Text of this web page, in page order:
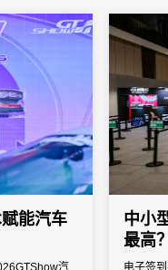
能汽车
汽
中小
最高？
电子签